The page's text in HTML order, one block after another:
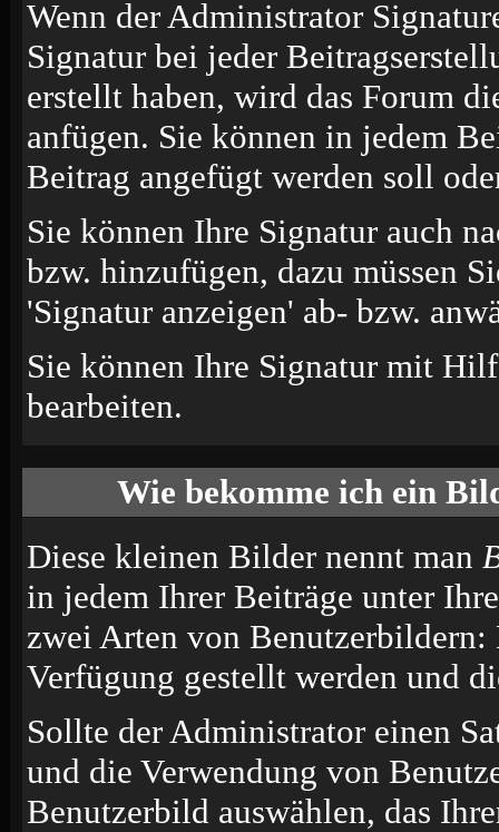
Wenn der Administrator
Signatur bei jeder
erstellt haben, wird das Forum
anfügen. Sie können in jedem
Beitrag angefügt werden soll
Sie können Ihre Signatur auch
bzw. hinzufügen, dazu müssen
'Signatur anzeigen' ab- bzw.
Sie können Ihre Signatur mit
bearbeiten.
Wie bekomme ich ein
Diese kleinen Bilder nennt man
in jedem Ihrer Beiträge unter
zwei Arten von
Verfügung gestellt werden und
Sollte der Administrator einen
und die Verwendung von
Benutzerbild auswählen, das